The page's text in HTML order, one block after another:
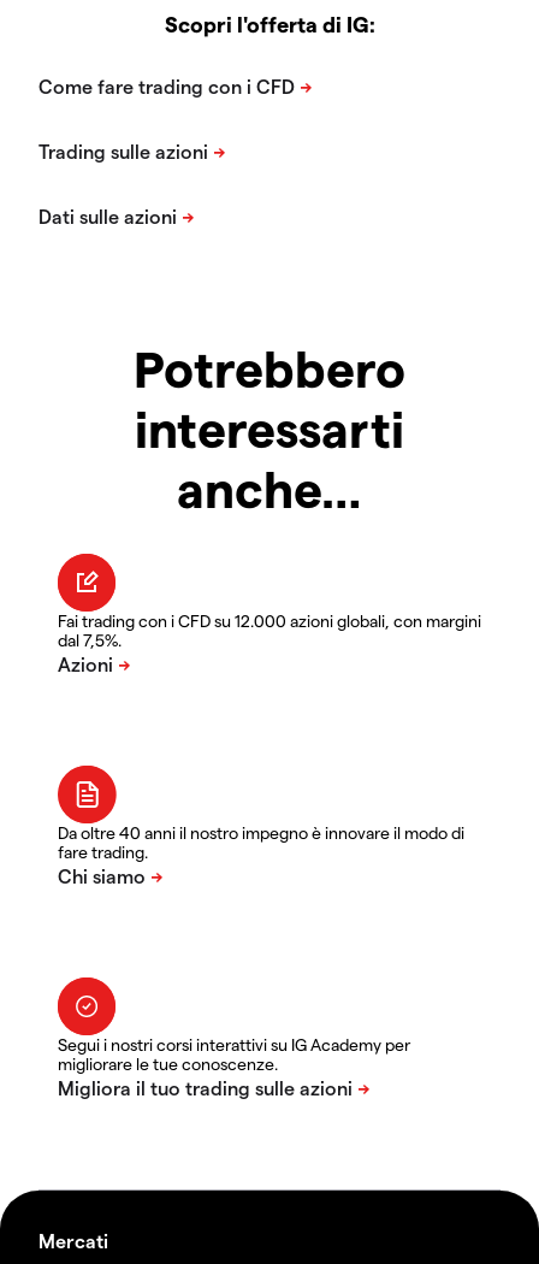
Scopri l'offerta di IG:
Potrebbero
interessarti
anche…
Fai trading con i CFD su 12.000 azioni globali, con margini
dal 7,5%.
Da oltre 40 anni il nostro impegno è innovare il modo di
fare trading.
Segui i nostri corsi interattivi su IG Academy per
migliorare le tue conoscenze.
Mercati